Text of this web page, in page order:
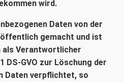
wird.
Daten von der
gemacht und ist
als Verantwortlicher
DS-GVO zur Löschung der
Daten verpflichtet, so